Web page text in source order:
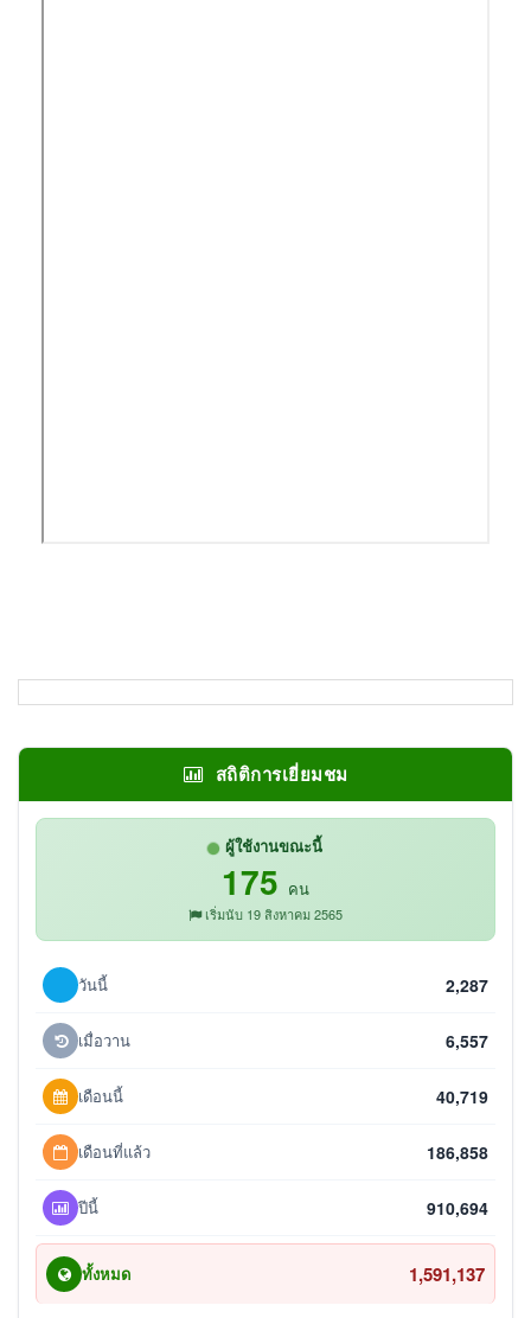
สถิติการเยี่ยมชม
ผู้ใช้งานขณะนี้
175 คน
เริ่มนับ 19 สิงหาคม 2565
วันนี้ 2,287
เมื่อวาน 6,557
เดือนนี้ 40,719
เดือนที่แล้ว 186,858
ปีนี้ 910,694
ทั้งหมด 1,591,137